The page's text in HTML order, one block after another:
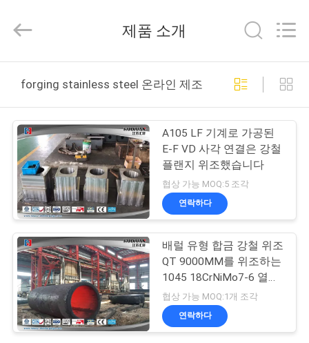
제
품
동
영
상
우
리
2026
JIANGSU
EQUIPMENT
Reserved.
제품 소개
forging stainless steel 온라인 제조
A105 LF 기계로 가공된
E-F VD 사각 연결은 강철
플랜지 위조했습니다
협상 가능 MOQ:5 조각
연락하다
배럴 유형 합금 강철 위조
QT 9000MM를 위조하는
1045 18CrNiMo7-6 열처
리
협상 가능 MOQ:1개 조각
연락하다